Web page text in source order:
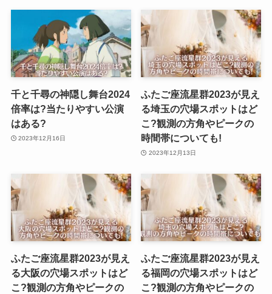
千と千尋の神隠し舞台2024
倍率は?当たりやすい公演
はある?
2023年12月16日
ふたご座流星群2023が見え
る埼玉の穴場スポットはど
こ?観測の方角やピークの
時間帯についても!
2023年12月13日
ふたご座流星群2023が見え
る大阪の穴場スポットはど
こ?観測の方角やピークの
ふたご座流星群2023が見え
る福岡の穴場スポットはど
こ?観測の方角やピークの